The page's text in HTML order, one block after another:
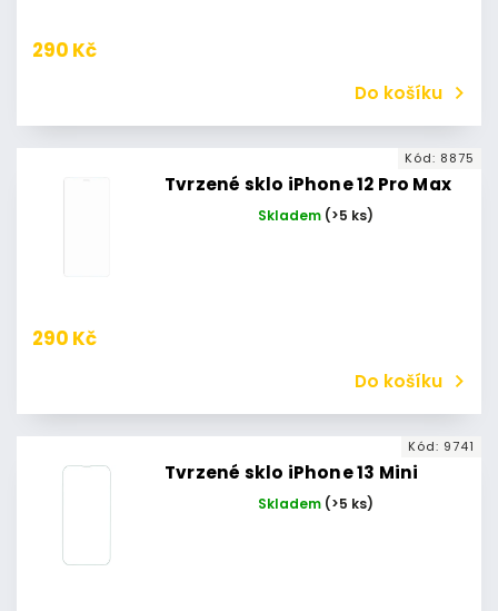
290 Kč
Do košíku
Tvrzené sklo iPhone 12 Pro Max
Skladem (>5 ks)
290 Kč
Do košíku
Kód: 8875
Tvrzené sklo iPhone 13 Mini
Skladem (>5 ks)
Kód: 9741